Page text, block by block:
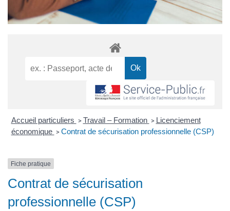
Accueil particuliers > Travail – Formation > Licenciement
économique > Contrat de sécurisation professionnelle (CSP)
Fiche pratique
Contrat de sécurisation
professionnelle (CSP)